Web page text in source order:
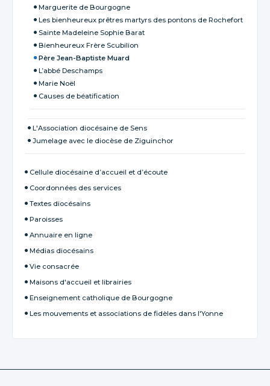
Marguerite de Bourgogne
Les bienheureux prêtres martyrs des pontons de Rochefort
Sainte Madeleine Sophie Barat
Bienheureux Frère Scubilion
Père Jean-Baptiste Muard
L’abbé Deschamps
Marie Noël
Causes de béatification
L'Association diocésaine de Sens
Jumelage avec le diocèse de Ziguinchor
Cellule diocésaine d’accueil et d’écoute
Coordonnées des services
Textes diocésains
Paroisses
Annuaire en ligne
Médias diocésains
Vie consacrée
Maisons d'accueil et librairies
Enseignement catholique de Bourgogne
Les mouvements et associations de fidèles dans l'Yonne